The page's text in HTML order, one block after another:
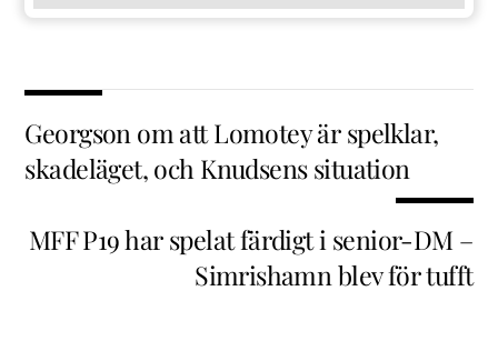
Georgson om att Lomotey är spelklar,
skadeläget, och Knudsens situation
MFF P19 har spelat färdigt i senior-DM –
Simrishamn blev för tufft